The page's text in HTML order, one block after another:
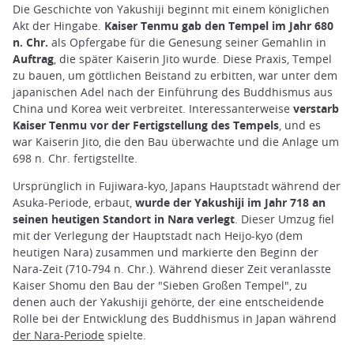
Die Geschichte von Yakushiji beginnt mit einem königlichen
Akt der Hingabe. Kaiser Tenmu gab den Tempel im Jahr 680
n. Chr. als Opfergabe für die Genesung seiner Gemahlin in
Auftrag, die später Kaiserin Jito wurde. Diese Praxis, Tempel
zu bauen, um göttlichen Beistand zu erbitten, war unter dem
japanischen Adel nach der Einführung des Buddhismus aus
China und Korea weit verbreitet. Interessanterweise verstarb
Kaiser Tenmu vor der Fertigstellung des Tempels, und es
war Kaiserin Jito, die den Bau überwachte und die Anlage um
698 n. Chr. fertigstellte.
Ursprünglich in Fujiwara-kyo, Japans Hauptstadt während der
Asuka-Periode, erbaut, wurde der Yakushiji im Jahr 718 an
seinen heutigen Standort in Nara verlegt. Dieser Umzug fiel
mit der Verlegung der Hauptstadt nach Heijo-kyo (dem
heutigen Nara) zusammen und markierte den Beginn der
Nara-Zeit (710-794 n. Chr.). Während dieser Zeit veranlasste
Kaiser Shomu den Bau der "Sieben Großen Tempel", zu
denen auch der Yakushiji gehörte, der eine entscheidende
Rolle bei der Entwicklung des Buddhismus in Japan während
der Nara-Periode spielte.